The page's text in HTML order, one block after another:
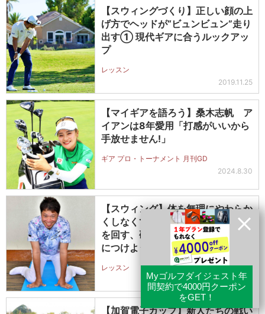
【スウィングづくり】正しい顔の上
げ方でヘッドが“ビュンビュン”走り
出す① 現代ギアに合うルックアッ
プ
レッスン
2019.11.25
【マイギアを語ろう】桑木志帆 ア
イアンは8年愛用「打感がいいから
手放せません!」
ギア プロ・トーナメント 月刊GD
2024.8.30
【スウィング】体を無理にやわらか
くしなくていい。 “クルン”っと体
を回す、硬い人専用スウィングを身
につけよう!
レッスン
2020.5.6
【加賀電子カップ】新人たちの戦い